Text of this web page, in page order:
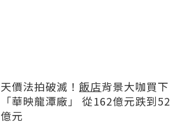
天價法拍破滅！ 飯店背景大咖買下
「華映龍潭廠」 從162億元跌到52
億元